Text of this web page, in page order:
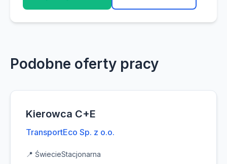
Podobne oferty pracy
Kierowca C+E
TransportEco Sp. z o.o.
📍 ŚwiecieStacjonarna